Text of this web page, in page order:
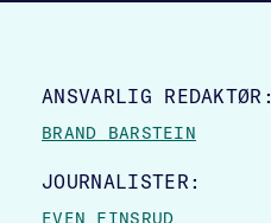
SITE FOOTER
ANSVARLIG REDAKTØR:
BRAND BARSTEIN
JOURNALISTER: